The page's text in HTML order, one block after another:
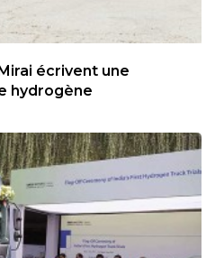
écrivent une
hydrogène